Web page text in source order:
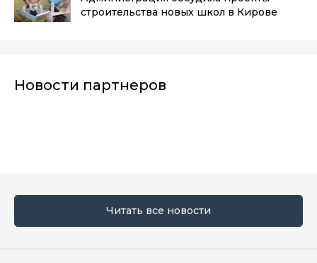
строительства новых школ в Кирове
Новости партнеров
Читать все новости